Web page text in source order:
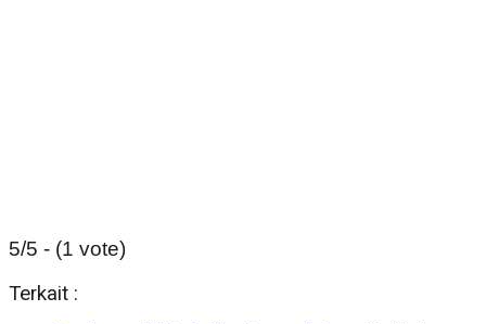
5/5 - (1 vote)
Terkait :